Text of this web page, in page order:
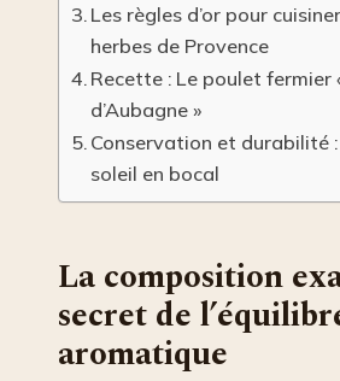
Les règles d’or pour
herbes de Provence
Recette : Le poulet fermier
d’Aubagne »
Conservation et durabilité
soleil en bocal
La composition
secret de
aromatique